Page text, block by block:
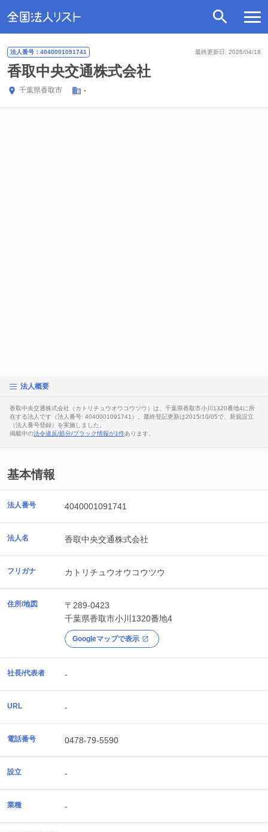
最終更新日: 2026/04/18
法人番号：4040001091741
香取中央交通株式会社
千葉県香取市 -
法人概要
香取中央交通株式会社（カトリチュウオウコウツウ）は、千葉県香取市小川1320番地4に所
在する法人です（法人番号: 4040001091741）。最終登記更新は2015/10/05で、新規設立
（法人番号登録）を実施しました。
掲載中の法令違反/処分/ブラック情報が1件あります。
基本情報
法人番号 4040001091741
法人名 香取中央交通株式会社
フリガナ カトリチュウオウコウツウ
住所/地図
〒289-0423
千葉県香取市小川1320番地4
Googleマップで表示
社長/代表者 -
URL -
電話番号 0478-79-5590
設立 -
業種 -